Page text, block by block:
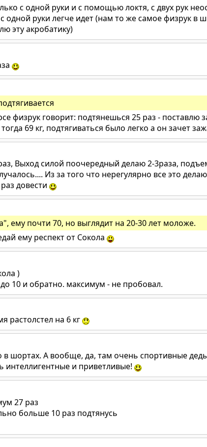
с одной руки и с помощью локтя, с двух рук
одной руки легче идет (нам то же самое физрук в
эту акробатику)
физрук говорит: подтянешься 25 раз - поставлю
69 кг, подтягиваться было легко а он зачет
Выход силой поочередный делаю 2-3раза,
Из за того что нерегулярно все это
довести
ему почти 70, но выглядит на 20-30 лет моложе.
ему респект от Сокола
)
10 и обратно. максимум - не пробовал.
растолстел на 6 кг
в шортах. А вообще, да, там очень спортивные
и приветливые!
27 раз
больше 10 раз подтянусь